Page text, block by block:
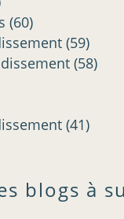
(60)
(59)
(58)
(41)
blogs à